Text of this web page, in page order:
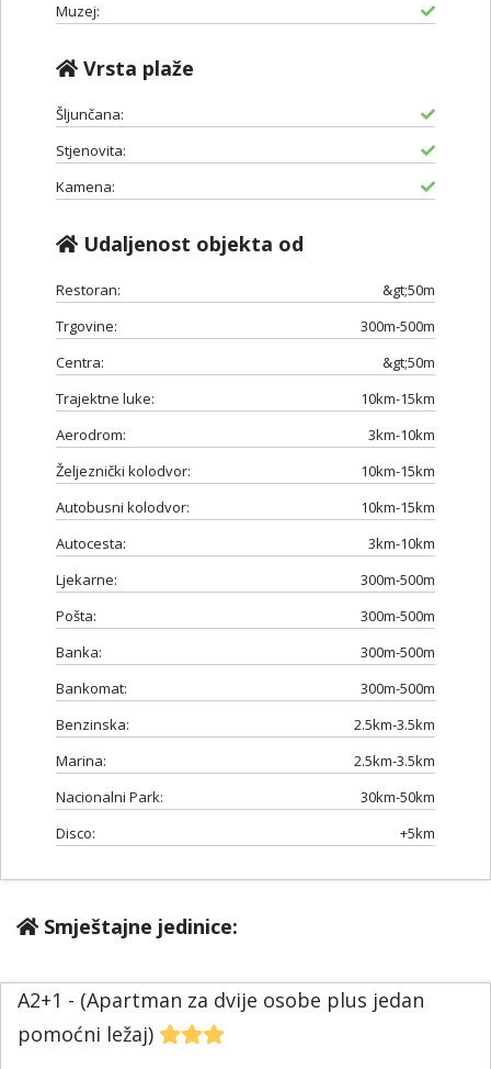
Muzej:
Vrsta plaže
Šljunčana:
Stjenovita:
Kamena:
Udaljenost objekta od
Restoran:
&gt;50m
Trgovine:
300m-500m
Centra:
&gt;50m
Trajektne luke:
10km-15km
Aerodrom:
3km-10km
Željeznički kolodvor:
10km-15km
Autobusni kolodvor:
10km-15km
Autocesta:
3km-10km
Ljekarne:
300m-500m
Pošta:
300m-500m
Banka:
300m-500m
Bankomat:
300m-500m
Benzinska:
2.5km-3.5km
Marina:
2.5km-3.5km
Nacionalni Park:
30km-50km
Disco:
+5km
Smještajne jedinice:
A2+1 - (Apartman za dvije osobe plus jedan
pomoćni ležaj)